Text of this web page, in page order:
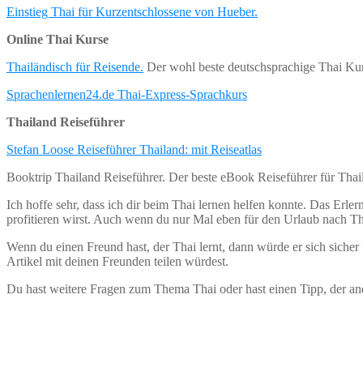
Einstieg Thai für Kurzentschlossene von Hueber.
Online Thai Kurse
Thailändisch für Reisende. Der wohl beste deutschsprachige Thai
Sprachenlernen24.de Thai-Express-Sprachkurs
Thailand Reiseführer
Stefan Loose Reiseführer Thailand: mit Reiseatlas
Booktrip Thailand Reiseführer. Der beste eBook Reiseführer für
Ich hoffe sehr, dass ich dir beim Thai lernen helfen konnte. Das
profitieren wirst. Auch wenn du nur Mal eben für den Urlaub nach
Wenn du einen Freund hast, der Thai lernt, dann würde er sich
Artikel mit deinen Freunden teilen würdest.
Du hast weitere Fragen zum Thema Thai oder hast einen Tipp, der